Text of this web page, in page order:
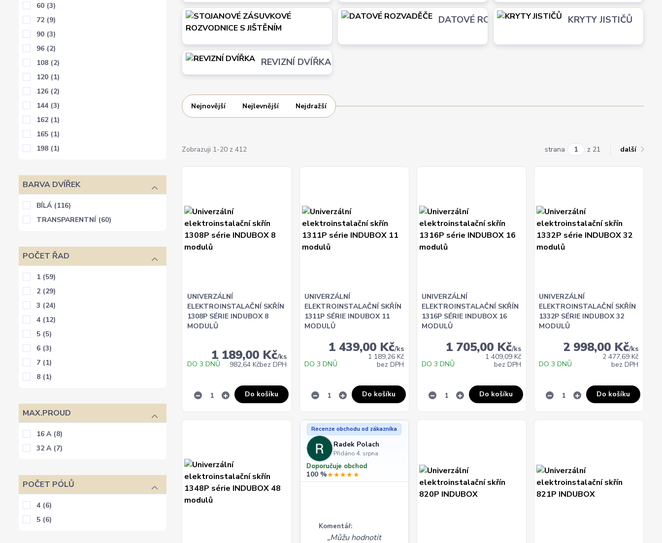
STOJANOVÉ ZÁSUVKOVÉDATOVÉ ROZVADĚČE KRYTY JISTIČŮ
REVIZNÍ DVÍŘKA
Nejnovější Nejlevnější Nejdražší
Zobrazuji 1-20 z 412 strana z 21 další
UNIVERZÁLNÍ
ELEKTROINSTALAČNÍ SKŘÍN
1308P SÉRIE INDUBOX 8
MODULŮ
1 189,00 Kč/ks
982,64 Kčbez DPH
DO 3 DNŮ
Do košíku
UNIVERZÁLNÍ
ELEKTROINSTALAČNÍ SKŘÍN
1311P SÉRIE INDUBOX 11
MODULŮ
1 439,00 Kč/ks
1 189,26 Kč
bez DPH
DO 3 DNŮ
Do košíku
UNIVERZÁLNÍ
ELEKTROINSTALAČNÍ SKŘÍN
1316P SÉRIE INDUBOX 16
MODULŮ
1 705,00 Kč/ks
1 409,09 Kč
bez DPH
DO 3 DNŮ
Do košíku
UNIVERZÁLNÍ
ELEKTROINSTALAČNÍ SKŘÍN
1332P SÉRIE INDUBOX 32
MODULŮ
2 998,00 Kč/ks
2 477,69 Kč
bez DPH
DO 3 DNŮ
Do košíku
Recenze obchodu od zákazníka
Radek Polach
Přidáno 4. srpna
Doporučuje obchod
100 %★★★★★
Komentář:
Můžu hodnotit
60 (3)
72 (9)
90 (3)
96 (2)
108 (2)
120 (1)
126 (2)
144 (3)
162 (1)
165 (1)
198 (1)
BARVA DVÍŘEK
BÍLÁ (116)
TRANSPARENTNÍ (60)
POČET ŘAD
1 (59)
2 (29)
3 (24)
4 (12)
5 (5)
6 (3)
7 (1)
8 (1)
MAX.PROUD
16 A (8)
32 A (7)
POČET PÓLŮ
4 (6)
5 (6)